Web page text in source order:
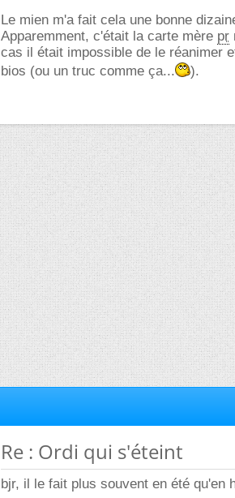
Le mien m'a fait cela une bonne
Apparemment, c'était la carte mère pr
cas il était impossible de le réanimer
bios (ou un truc comme ça...
).
Re : Ordi qui s'éteint
bjr, il le fait plus souvent en été qu'en